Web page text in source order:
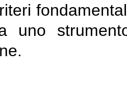
uno